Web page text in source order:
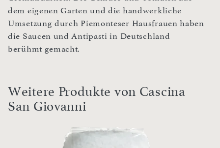
dem eigenen Garten und die handwerkliche
Umsetzung durch Piemonteser Hausfrauen haben
die Saucen und Antipasti in Deutschland
berühmt gemacht.
Weitere Produkte von Cascina
San Giovanni